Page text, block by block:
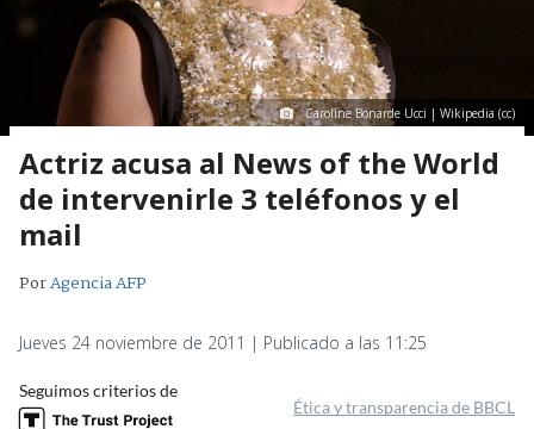
Caroline Bonarde Ucci | Wikipedia (cc)
Actriz acusa al News of the World
de intervenirle 3 teléfonos y el
mail
PorAgencia AFP
Jueves 24 noviembre de 2011 | Publicado a las 11:25
Seguimos criterios de
Ética y transparencia de BBCL